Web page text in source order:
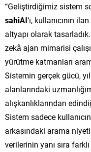
“Geliştirdiğimiz sistem
sahiAI‘ı, kullanıcının
altyapı olarak
zekâ ajan mimarisi
yürütme katmanları
Sistemin gerçek gücü,
alanlarındaki
alışkanlıklarından
Sistem sadece
arkasındaki arama
verilerinin yanı sıra